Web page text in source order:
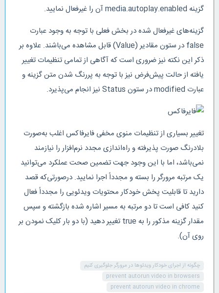
گزینه media.autoplay.enabled آن را غیرفعال نمایید.
گزینه‌های غیرفعال شده در بخش فعلی با توجه به وجود عبارت
false در ستون مقادیر (Value) قابل مشاهده می‌باشند. علاوه بر
ذکر این نکته نیز ضروری است که آگاهی از تمامی تنظیمات تغییر
یافته از حالت پیش‌فرض نیز با توجه به پررنگ شدن متن گزینه و
عبارت modified در ستون Status نیز انجام می‌پذیرد.
تغییر بسیاری از تنظیمات منوی مخفی فایرفاکس اغلب به‌صورت
بلادرنگ صورت پذیرفته و راه‌اندازی مجدد نرم‌افزار را نیازمند
نمی‌باشد، اما با این وجود جهت تضمین صحت عملکرد می‌توانید
یک مرتبه مرورگر را بسته و مجدداً اجرا نمایید. درصورتی‌که قصد
دارید تا قابلیت پخش خودکار محتویات ویدئویی را مجدداً فعال
کنید کافی است تا دو مرتبه به مسیر اشاره شده بازگشته و سپس
مقدار گزینه مذکور را به true تغییر دهید (با دو بار کلیک نمودن بر
روی آن).
چگونه از اجرای خودکار ویدئوها در مرورگر جلوگیری کنیم
prevent autorun video in browsers
prevent autorun video in chrome